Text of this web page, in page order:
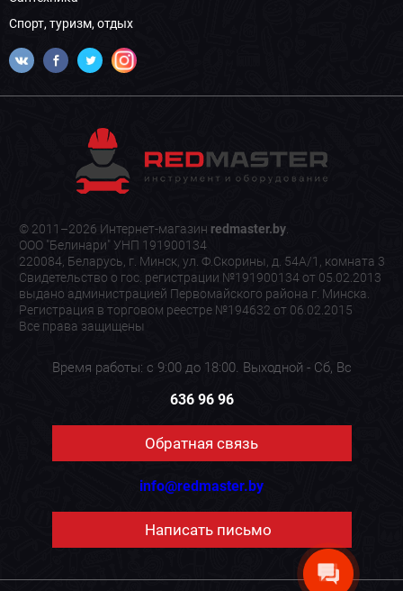
Спорт, туризм, отдых
© 2011–2026 Интернет-магазин redmaster.by.
ООО "Белинари" УНП 191900134
220084, Беларусь, г. Минск, ул. Ф.Скорины, д. 54А/1, комната 3
Свидетельство о гос. регистрации №191900134 от 05.02.2013
выдано администрацией Первомайского района г. Минска.
Регистрация в торговом реестре №194632 от 06.02.2015
Все права защищены
Время работы: с 9:00 до 18:00. Выходной - Сб, Вс
636 96 96
Обратная связь
info@redmaster.by
Написать письмо